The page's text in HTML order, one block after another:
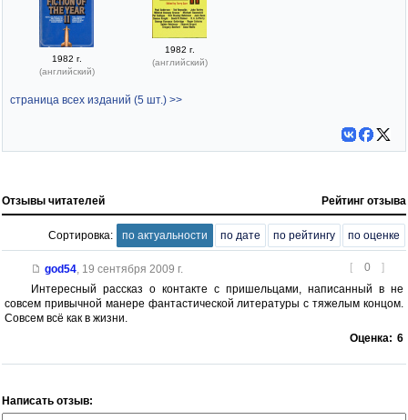
1982 г.
(английский)
1982 г.
(английский)
страница всех изданий (5 шт.) >>
Отзывы читателей Рейтинг отзыва
Сортировка: по актуальности по дате по рейтингу по оценке
[ 0 ]
god54, 19 сентября 2009 г.
Интересный рассказ о контакте с пришельцами, написанный в не
совсем привычной манере фантастической литературы с тяжелым концом.
Совсем всё как в жизни.
Оценка: 6
Написать отзыв: